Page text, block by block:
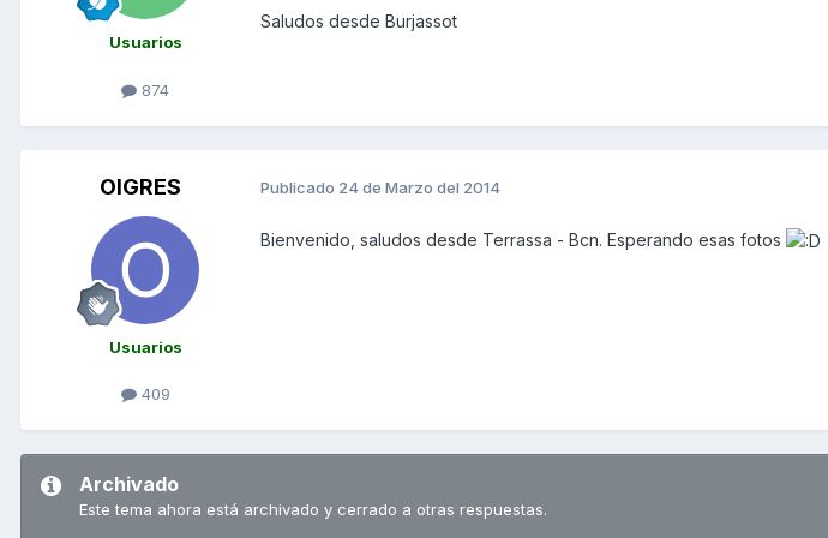
Usuarios
874
Saludos desde Burjassot
OIGRES
Usuarios
409
Publicado 24 de Marzo del 2014
Bienvenido, saludos desde Terrassa - Bcn. Esperando esas fotos
Archivado
Este tema ahora está archivado y cerrado a otras respuestas.